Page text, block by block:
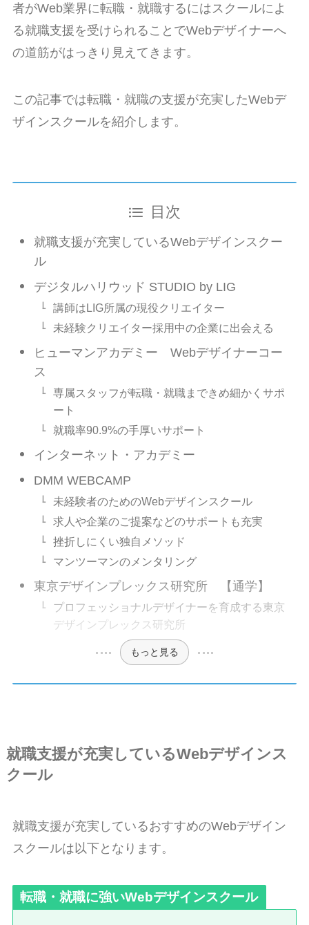
者がWeb業界に転職・就職するにはスクールによ
る就職支援を受けられることでWebデザイナーへ
の道筋がはっきり見えてきます。
この記事では転職・就職の支援が充実したWebデ
ザインスクールを紹介します。
目次
就職支援が充実しているWebデザインスクー
ル
デジタルハリウッド STUDIO by LIG
講師はLIG所属の現役クリエイター
未経験クリエイター採用中の企業に出会える
ヒューマンアカデミー Webデザイナーコー
ス
専属スタッフが転職・就職まできめ細かくサポ
ート
就職率90.9%の手厚いサポート
インターネット・アカデミー
DMM WEBCAMP
未経験者のためのWebデザインスクール
求人や企業のご提案などのサポートも充実
挫折しにくい独自メソッド
マンツーマンのメンタリング
東京デザインプレックス研究所 【通学】
プロフェッショナルデザイナーを育成する東京
デザインプレックス研究所
もっと見る
就職支援が充実しているWebデザインス
クール
就職支援が充実しているおすすめのWebデザイン
スクールは以下となります。
転職・就職に強いWebデザインスクール